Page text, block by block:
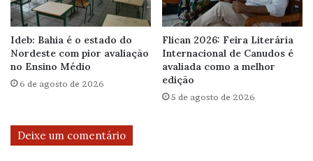
Ideb: Bahia é o estado do
Nordeste com pior avaliação
no Ensino Médio
6 de agosto de 2026
Flican 2026: Feira Literária
Internacional de Canudos é
avaliada como a melhor
edição
5 de agosto de 2026
Deixe um comentário